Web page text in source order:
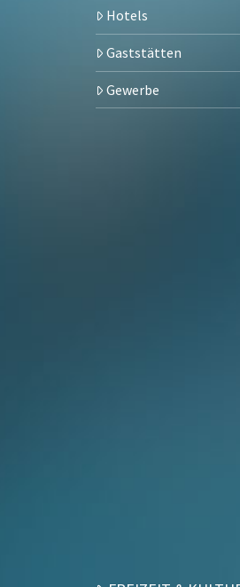
Hotels
Gaststätten
Gewerbe